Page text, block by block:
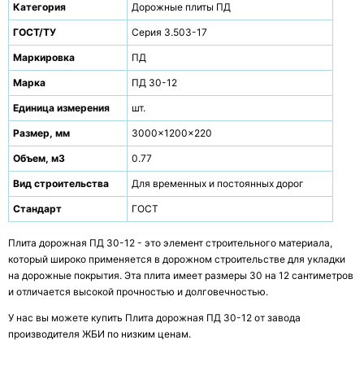
Категория Дорожные плиты ПД
ГОСТ/ТУ Серия 3.503-17
Маркировка ПД
Марка ПД 30-12
Единица измерения шт.
Размер, мм 3000x1200x220
Объем, м3 0.77
Вид строительства Для временных и постоянных дорог
Стандарт ГОСТ
Плита дорожная ПД 30-12 - это элемент строительного материала,
который широко применяется в дорожном строительстве для укладки
на дорожные покрытия. Эта плита имеет размеры 30 на 12 сантиметров
и отличается высокой прочностью и долговечностью.
У нас вы можете купить Плита дорожная ПД 30-12 от завода
производителя ЖБИ по низким ценам.